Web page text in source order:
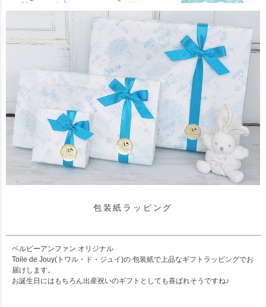
包装紙ラッピング
ベルビーアンファン オリジナル
Toile de Jouy(トワル・ド・ジュイ)の 包装紙で上品なギフトラッピングでお
届けします。
お誕生日にはもちろん出産祝いのギフトとしても喜ばれそうですね♪